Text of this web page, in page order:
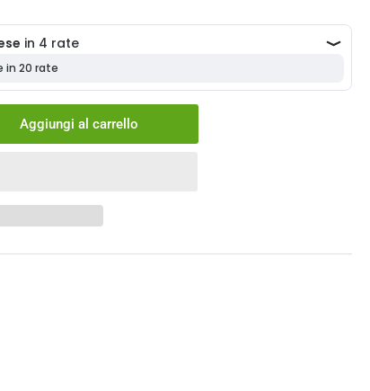
Aggiungi al carrello